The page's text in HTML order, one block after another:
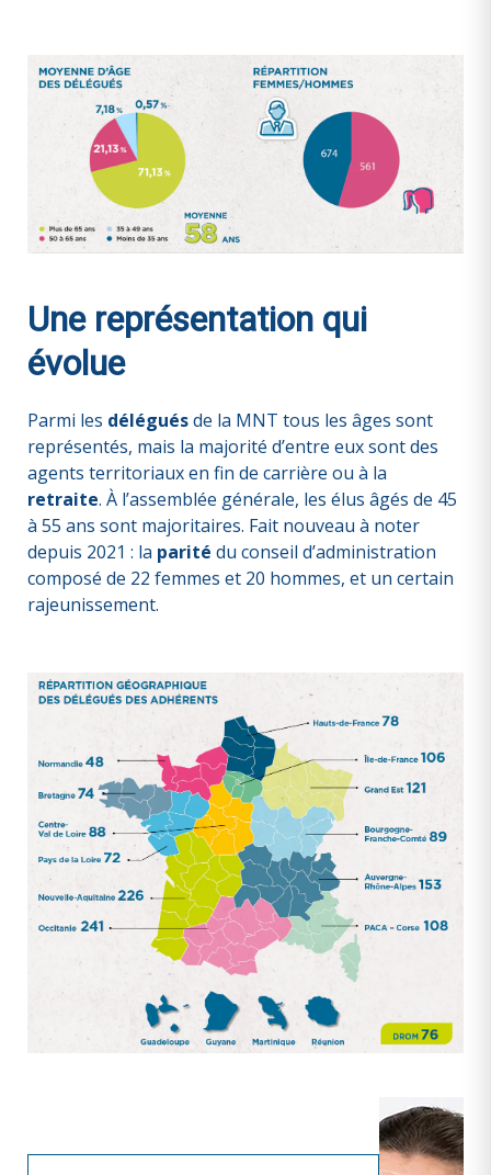
Une représentation qui
évolue
Parmi les déléguésde la MNT tous les âges sont
représentés, mais la majorité d’entre eux sont des
agents territoriaux en fin de carrière ou à la
retraite. À l’assemblée générale, les élus âgés de 45
à 55 ans sont majoritaires. Fait nouveau à noter
depuis 2021 : la parité du conseil d’administration
composé de 22 femmes et 20 hommes, et un certain
rajeunissement.